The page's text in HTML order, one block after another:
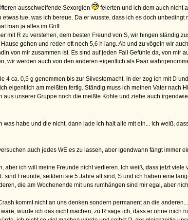
ausschweifende Sexorgien
feierten und ich dem auch nicht
etwas tue, was ich bereue. Da er wusste, dass ich es doch
man ja alles im Griff.
mit R zu verstehen, dem besten Freund von S, wir hingen ständig
gehen und reden oft noch 5,6 h lang. Ab und zu vögeln wir
von mir zusammen ist. Es sind auf jeden Fall Gefühle da, von
wir werden auch von den anderen eigentlich als Paar
4 ca. 0,5 g genommen bis zur Silvesternacht. In der zog ich mit D
eigentlich am meißten fertig. Ständig muss ich meinen Vater
aus unserer Gruppe noch die meißte Kohle und ziehe auch
was habe und die nicht, dann lade ich halt alle mit ein... Ich weiß,
auch jedes WE es zu lassen, aber igendwann fängt immer
aber ich will meine Freunde nicht verlieren. Ich weiß, dass jetzt
sind Freunde, seitdem sie 5 Jahre alt sind, S und ich haben eine
die am Wochenende mit uns rumhängen sind mir egal, aber
kommt nicht an uns denken sondern permanent an die
würde ich das nicht machen, zu R sage ich, dass er ohne